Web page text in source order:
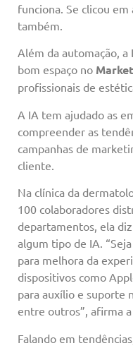
funciona. Se clicou
também.
Além da automação,
bom espaço no
profissionais de
A IA tem ajudado as
compreender as
campanhas de
cliente.
Na clínica da
100 colaboradores
departamentos, ela
algum tipo de IA.
para melhora da
dispositivos como
para auxílio e suporte
entre outros”, afirma
Falando em